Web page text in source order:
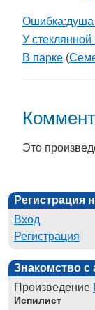
Ошибка:душа
У
В парке (
Это
Регистрация
Вход
Регистрация
Знакомство с
Произведение
Испилист